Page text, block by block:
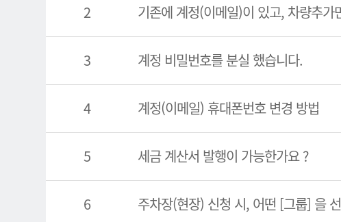
2 기존에 계정(이메일)이 있고, 차량추가
3 계정 비밀번호를 분실 했습니다.
4 계정(이메일) 휴대폰번호 변경 방법
5 세금 계산서 발행이 가능한가요 ?
6 주차장(현장) 신청 시, 어떤 [그룹] 을